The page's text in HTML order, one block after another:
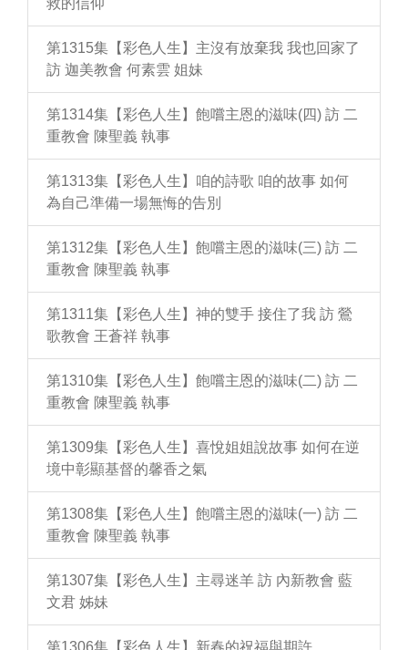
救的信仰
第1315集【彩色人生】主沒有放棄我 我也回家了
訪 迦美教會 何素雲 姐妹
第1314集【彩色人生】飽嚐主恩的滋味(四) 訪 二
重教會 陳聖義 執事
第1313集【彩色人生】咱的詩歌 咱的故事 如何
為自己準備一場無悔的告別
第1312集【彩色人生】飽嚐主恩的滋味(三) 訪 二
重教會 陳聖義 執事
第1311集【彩色人生】神的雙手 接住了我 訪 鶯
歌教會 王蒼祥 執事
第1310集【彩色人生】飽嚐主恩的滋味(二) 訪 二
重教會 陳聖義 執事
第1309集【彩色人生】喜悅姐姐說故事 如何在逆
境中彰顯基督的馨香之氣
第1308集【彩色人生】飽嚐主恩的滋味(一) 訪 二
重教會 陳聖義 執事
第1307集【彩色人生】主尋迷羊 訪 內新教會 藍
文君 姊妹
第1306集【彩色人生】新春的祝福與期許